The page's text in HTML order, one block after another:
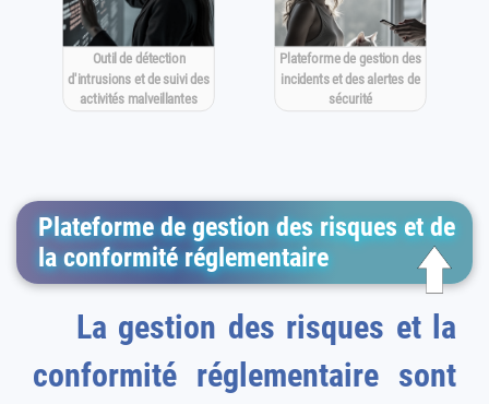
Outil de détection
d'intrusions et de suivi des
activités malveillantes
Plateforme de gestion des
incidents et des alertes de
sécurité
Plateforme de gestion des risques et de
la conformité réglementaire
La gestion des risques et la
conformité réglementaire sont